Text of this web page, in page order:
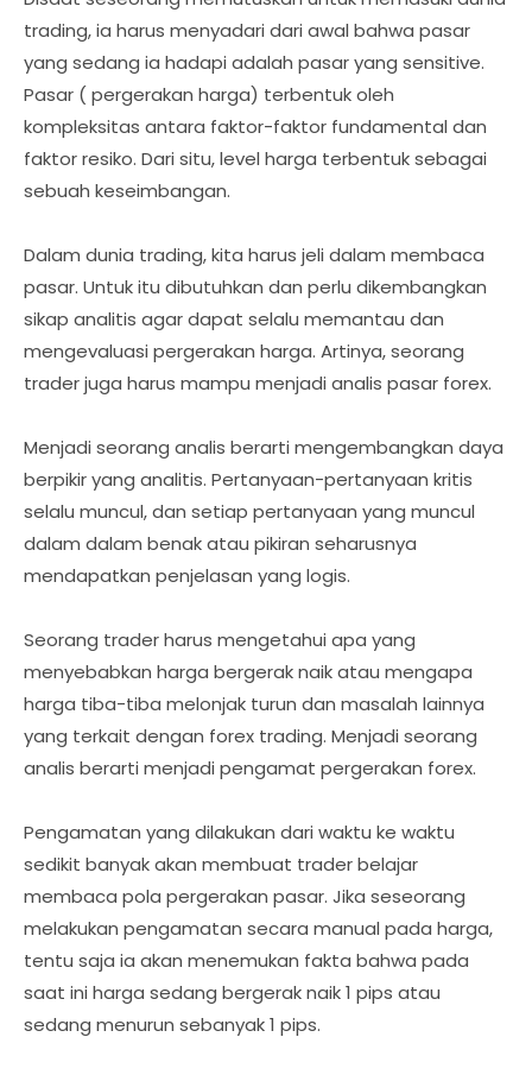
trading, ia harus menyadari dari awal bahwa pasar
yang sedang ia hadapi adalah pasar yang sensitive.
Pasar ( pergerakan harga) terbentuk oleh
kompleksitas antara faktor-faktor fundamental dan
faktor resiko. Dari situ, level harga terbentuk sebagai
sebuah keseimbangan.
Dalam dunia trading, kita harus jeli dalam membaca
pasar. Untuk itu dibutuhkan dan perlu dikembangkan
sikap analitis agar dapat selalu memantau dan
mengevaluasi pergerakan harga. Artinya, seorang
trader juga harus mampu menjadi analis pasar forex.
Menjadi seorang analis berarti mengembangkan daya
berpikir yang analitis. Pertanyaan-pertanyaan kritis
selalu muncul, dan setiap pertanyaan yang muncul
dalam dalam benak atau pikiran seharusnya
mendapatkan penjelasan yang logis.
Seorang trader harus mengetahui apa yang
menyebabkan harga bergerak naik atau mengapa
harga tiba-tiba melonjak turun dan masalah lainnya
yang terkait dengan forex trading. Menjadi seorang
analis berarti menjadi pengamat pergerakan forex.
Pengamatan yang dilakukan dari waktu ke waktu
sedikit banyak akan membuat trader belajar
membaca pola pergerakan pasar. Jika seseorang
melakukan pengamatan secara manual pada harga,
tentu saja ia akan menemukan fakta bahwa pada
saat ini harga sedang bergerak naik 1 pips atau
sedang menurun sebanyak 1 pips.